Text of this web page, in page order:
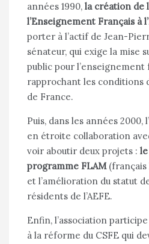
années 1990, la création de
l’Enseignement Français à
porter à l’actif de Jean-
sénateur, qui exige la mise
public pour l’enseignement
rapprochant les conditions
de France.
Puis, dans les années 2000,
en étroite collaboration
voir aboutir deux projets :
programme FLAM(français
et l’amélioration du statut
résidents de l’AEFE.
Enfin, l’association
à la réforme du CSFE qui